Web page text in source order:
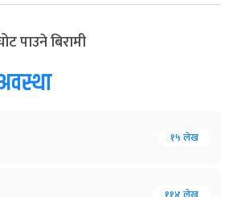
पाउने बिरामी
१५ लेख